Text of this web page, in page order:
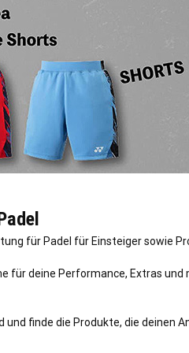
für Padel für Einsteiger sowie
für deine Performance, Extras
finde die Produkte, die deinen